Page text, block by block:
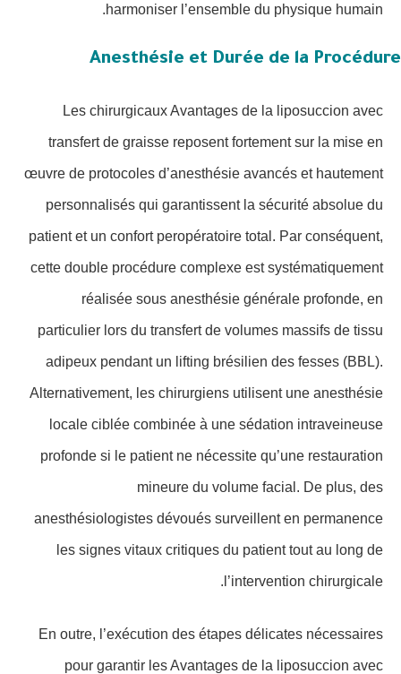
harmoniser l’ensemble du physique humain.
Anesthésie et Durée de la Procédure
Les chirurgicaux Avantages de la liposuccion avec
transfert de graisse reposent fortement sur la mise en
œuvre de protocoles d’anesthésie avancés et hautement
personnalisés qui garantissent la sécurité absolue du
patient et un confort peropératoire total. Par conséquent,
cette double procédure complexe est systématiquement
réalisée sous anesthésie générale profonde, en
particulier lors du transfert de volumes massifs de tissu
adipeux pendant un lifting brésilien des fesses (BBL).
Alternativement, les chirurgiens utilisent une anesthésie
locale ciblée combinée à une sédation intraveineuse
profonde si le patient ne nécessite qu’une restauration
mineure du volume facial. De plus, des
anesthésiologistes dévoués surveillent en permanence
les signes vitaux critiques du patient tout au long de
l’intervention chirurgicale.
En outre, l’exécution des étapes délicates nécessaires
pour garantir les Avantages de la liposuccion avec